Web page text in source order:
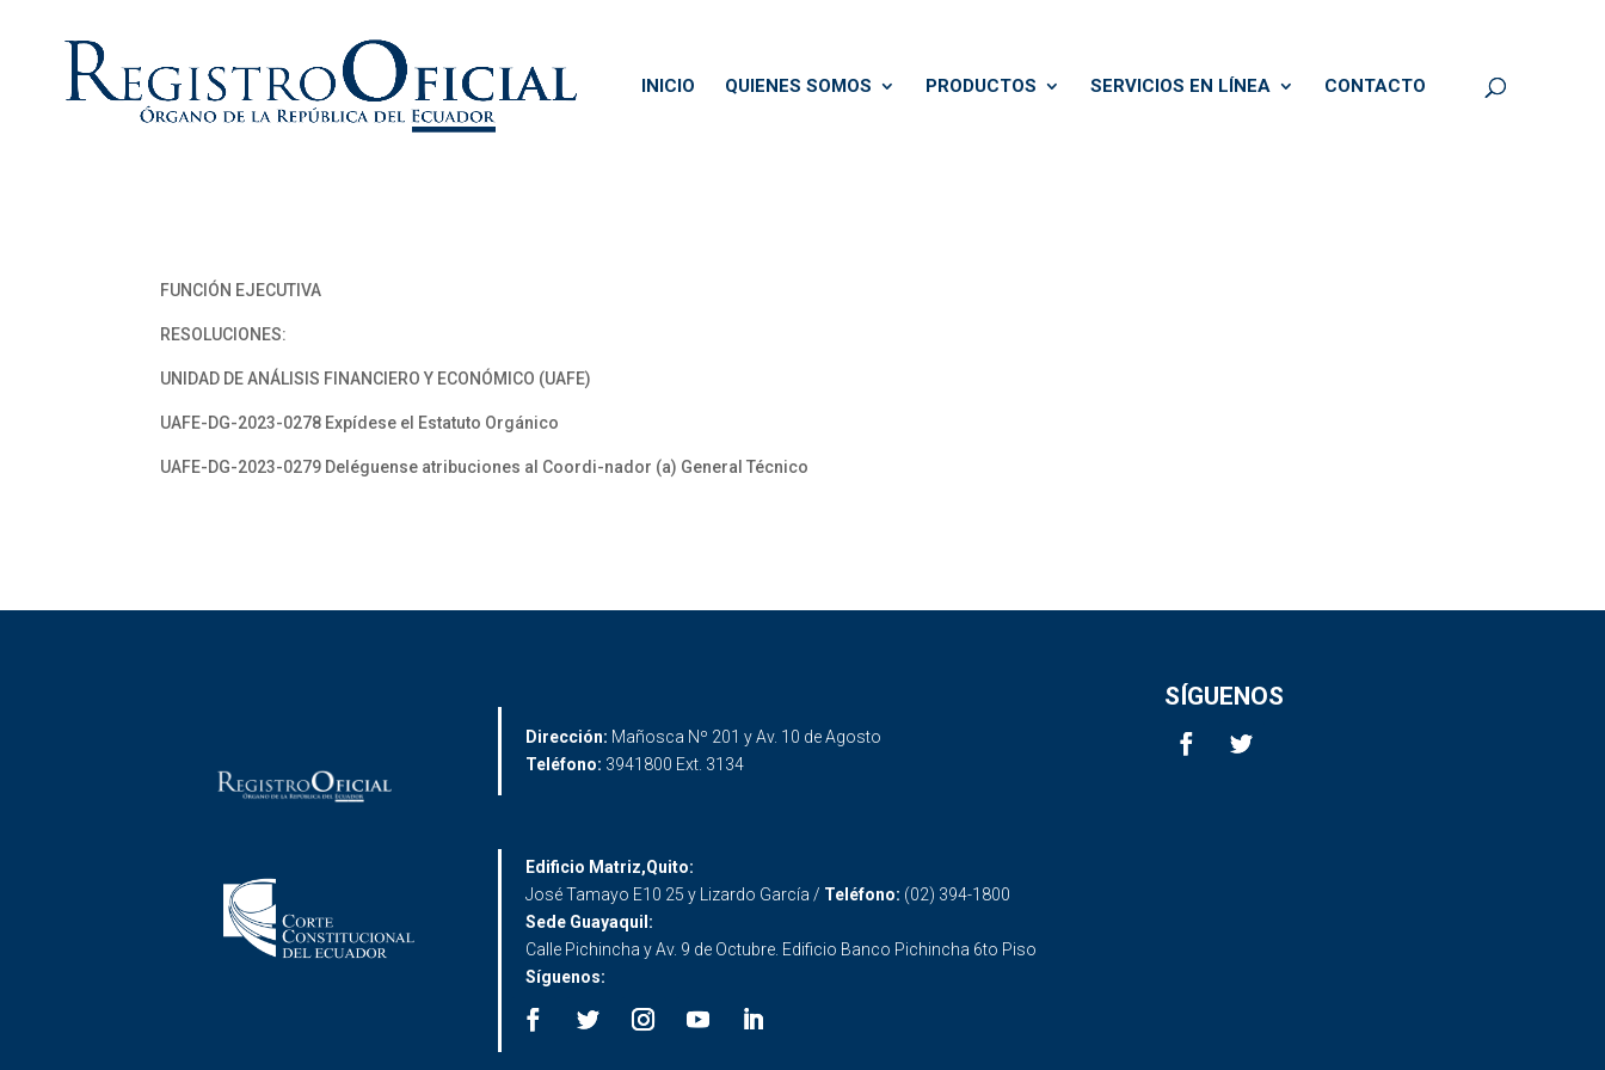
INICIO QUIENES SOMOS PRODUCTOS SERVICIOS EN LÍNEA CONTACTO
FUNCIÓN EJECUTIVA
RESOLUCIONES:
UNIDAD DE ANÁLISIS FINANCIERO Y ECONÓMICO (UAFE)
UAFE-DG-2023-0278 Expídese el Estatuto Orgánico
UAFE-DG-2023-0279 Deléguense atribuciones al Coordi-nador (a) General Técnico
Dirección: Mañosca Nº 201 y Av. 10 de Agosto
Teléfono: 3941800 Ext. 3134
SÍGUENOS
Edificio Matriz,Quito:
José Tamayo E10 25 y Lizardo García / Teléfono: (02) 394-1800
Sede Guayaquil:
Calle Pichincha y Av. 9 de Octubre. Edificio Banco Pichincha 6to Piso
Síguenos: